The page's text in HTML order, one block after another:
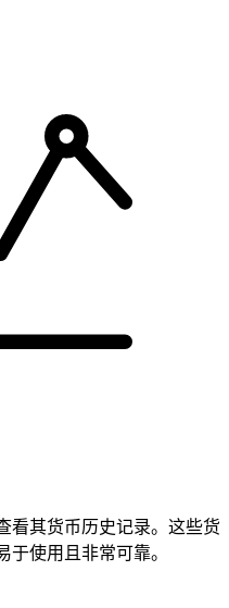
看其货币历史记录。这些货
使用且非常可靠。